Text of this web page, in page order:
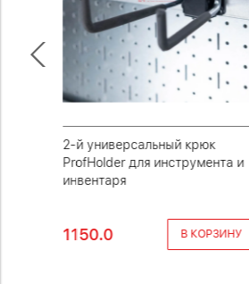
2-й универсальный крюк
ProfHolder для инструмента и
инвентаря
1150.0 В КОРЗИНУ